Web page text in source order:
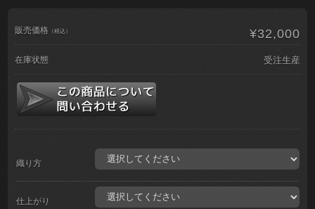
販売価格 （税込） ¥32,000
在庫状態 受注生産
織り方
仕上がり